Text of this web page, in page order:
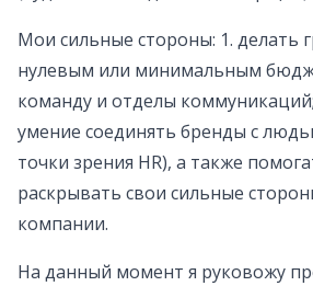
Мои сильные стороны: 1. делать
нулевым или минимальным
команду и отделы
умение соединять бренды с
точки зрения HR), а также
раскрывать свои сильные
компании.
На данный момент я руковожу